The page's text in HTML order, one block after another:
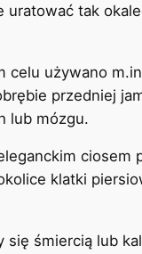
uratować tak
celu używano
przedniej
lub mózgu.
ciosem
klatki
się śmiercią lub